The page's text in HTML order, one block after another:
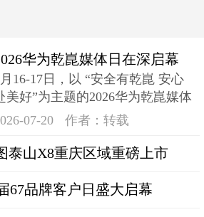
华为乾崑媒体日在深启幕
境X9登场
16-17日，以 “安全有乾崑 安心
美好”为主题的2026华为乾崑媒体
在深成功举办
07-20 作者：转载
泰山X8重庆区域重磅上市
67品牌客户日盛大启幕